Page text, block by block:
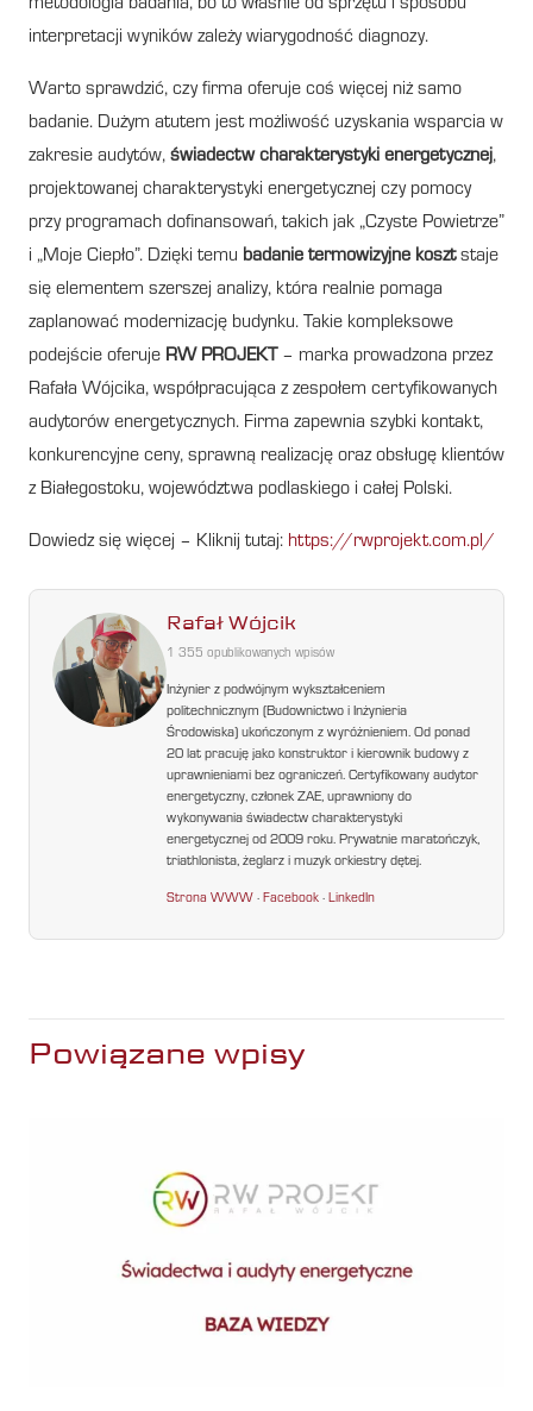
metodologia badania, bo to właśnie od sprzętu i sposobu
interpretacji wyników zależy wiarygodność diagnozy.
Warto sprawdzić, czy firma oferuje coś więcej niż samo
badanie. Dużym atutem jest możliwość uzyskania wsparcia w
zakresie audytów, świadectw charakterystyki energetycznej,
projektowanej charakterystyki energetycznej czy pomocy
przy programach dofinansowań, takich jak „Czyste Powietrze”
i „Moje Ciepło”. Dzięki temu badanie termowizyjne kosztstaje
się elementem szerszej analizy, która realnie pomaga
zaplanować modernizację budynku. Takie kompleksowe
podejście oferuje RW PROJEKT – marka prowadzona przez
Rafała Wójcika, współpracująca z zespołem certyfikowanych
audytorów energetycznych. Firma zapewnia szybki kontakt,
konkurencyjne ceny, sprawną realizację oraz obsługę klientów
z Białegostoku, województwa podlaskiego i całej Polski.
Dowiedz się więcej – Kliknij tutaj: https://rwprojekt.com.pl/
Rafał Wójcik
1 355 opublikowanych wpisów
Inżynier z podwójnym wykształceniem
politechnicznym (Budownictwo i Inżynieria
Środowiska) ukończonym z wyróżnieniem. Od ponad
20 lat pracuję jako konstruktor i kierownik budowy z
uprawnieniami bez ograniczeń. Certyfikowany audytor
energetyczny, członek ZAE, uprawniony do
wykonywania świadectw charakterystyki
energetycznej od 2009 roku. Prywatnie maratończyk,
triathlonista, żeglarz i muzyk orkiestry dętej.
Strona WWW ·Facebook ·LinkedIn
Powiązane wpisy